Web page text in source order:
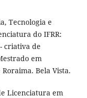
Tecnologia e
do IFRR:
criativa de
em
Bela Vista.
Licenciatura em